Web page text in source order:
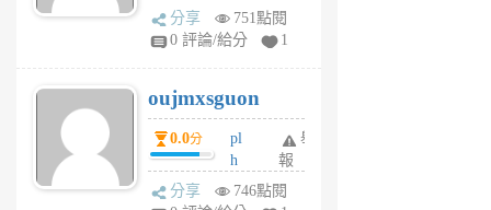
A
V
個
月
前
ld
gy
個
月
前
分享
751點閱
0 評論/給分
1
oujmxsguon
0.0分
pl
h
wi
w
舉
報
分享
746點閱